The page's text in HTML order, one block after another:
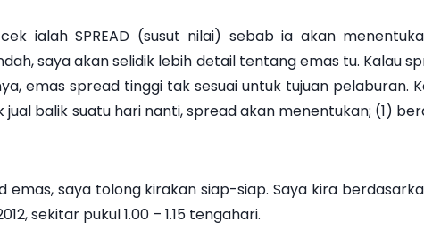
ialah SPREAD (susut nilai) sebab ia akan
saya akan selidik lebih detail tentang emas tu. Kalau
emas spread tinggi tak sesuai untuk tujuan pelaburan.
balik suatu hari nanti, spread akan menentukan; (1)
saya tolong kirakan siap-siap. Saya kira
sekitar pukul 1.00 – 1.15 tengahari.